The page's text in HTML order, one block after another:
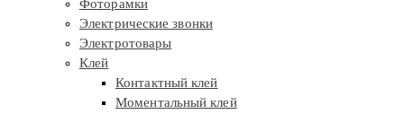
Фоторамки
Электрические звонки
Электротовары
Клей
Контактный клей
Моментальный клей